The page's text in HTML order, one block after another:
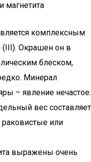
магнетита
комплексным
Окрашен он в
блеском,
Минерал
– явление нечастое.
вес составляет
или
выражены очень